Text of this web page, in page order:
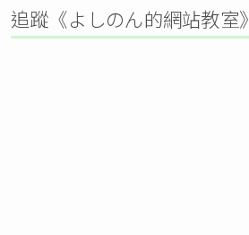
追蹤《よしのん的網站教室》